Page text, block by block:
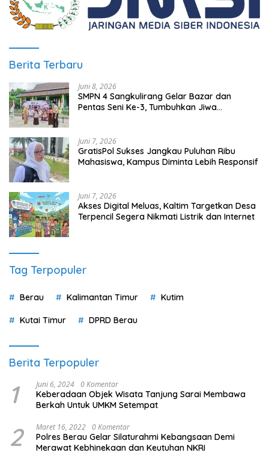
Berita Terbaru
Juni 8, 2026
SMPN 4 Sangkulirang Gelar Bazar dan
Pentas Seni Ke-3, Tumbuhkan Jiwa
Juni 7, 2026
GratisPol Sukses Jangkau Puluhan Ribu
Mahasiswa, Kampus Diminta Lebih Responsif
Juni 7, 2026
Akses Digital Meluas, Kaltim Targetkan Desa
Terpencil Segera Nikmati Listrik dan Internet
Tag Terpopuler
Berau Kalimantan Timur Kutim
Kutai Timur DPRD Berau
Berita Terpopuler
1 Juni 6, 2024 0 Komentar
Keberadaan Objek Wisata Tanjung Sarai Membawa
Berkah Untuk UMKM Setempat
2 Maret 16, 2022 0 Komentar
Polres Berau Gelar Silaturahmi Kebangsaan Demi
Merawat Kebhinekaan dan Keutuhan NKRI